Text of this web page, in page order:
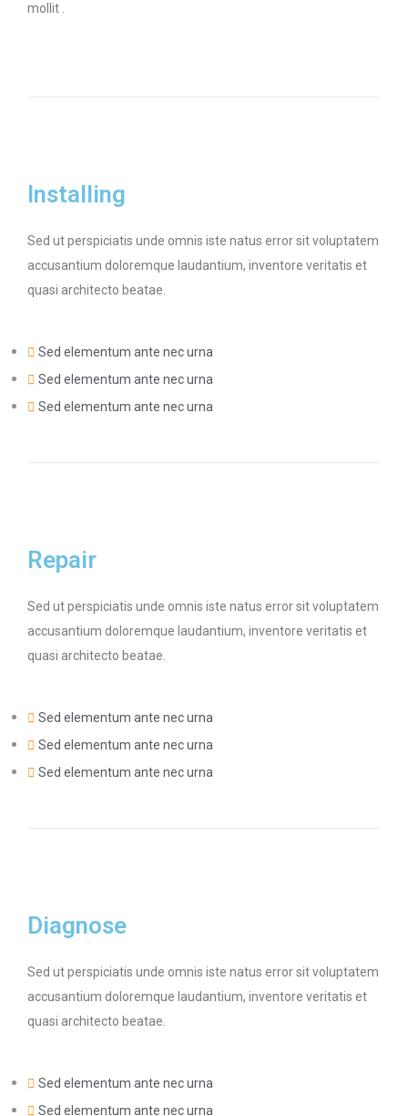
mollit .
Installing
Sed ut perspiciatis unde omnis iste natus error sit voluptatem
accusantium doloremque laudantium, inventore veritatis et
quasi architecto beatae.
Sed elementum ante nec urna
Sed elementum ante nec urna
Sed elementum ante nec urna
Repair
Sed ut perspiciatis unde omnis iste natus error sit voluptatem
accusantium doloremque laudantium, inventore veritatis et
quasi architecto beatae.
Sed elementum ante nec urna
Sed elementum ante nec urna
Sed elementum ante nec urna
Diagnose
Sed ut perspiciatis unde omnis iste natus error sit voluptatem
accusantium doloremque laudantium, inventore veritatis et
quasi architecto beatae.
Sed elementum ante nec urna
Sed elementum ante nec urna